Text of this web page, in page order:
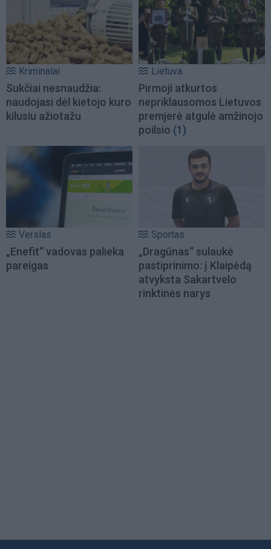
Kriminalai
Sukčiai nesnaudžia:
naudojasi dėl kietojo kuro
kilusiu ažiotažu
Lietuva
Pirmoji atkurtos
nepriklausomos Lietuvos
premjerė atgulė amžinojo
poilsio (1)
Verslas
„Enefit“ vadovas palieka
pareigas
Sportas
„Dragūnas“ sulaukė
pastiprinimo: į Klaipėdą
atvyksta Sakartvelo
rinktinės narys